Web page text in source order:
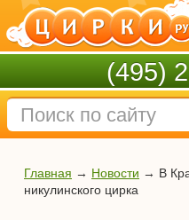
(495)
Главная → Новости → В
никулинского цирка